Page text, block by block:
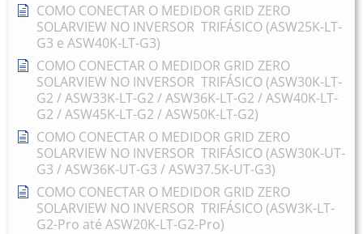
COMO CONECTAR O MEDIDOR GRID ZERO
SOLARVIEW NO INVERSOR TRIFÁSICO (ASW25K-LT-
G3 e ASW40K-LT-G3)
COMO CONECTAR O MEDIDOR GRID ZERO
SOLARVIEW NO INVERSOR TRIFÁSICO (ASW30K-LT-
G2 / ASW33K-LT-G2 / ASW36K-LT-G2 / ASW40K-LT-
G2 / ASW45K-LT-G2 / ASW50K-LT-G2)
COMO CONECTAR O MEDIDOR GRID ZERO
SOLARVIEW NO INVERSOR TRIFÁSICO (ASW30K-UT-
G3 / ASW36K-UT-G3 / ASW37.5K-UT-G3)
COMO CONECTAR O MEDIDOR GRID ZERO
SOLARVIEW NO INVERSOR TRIFÁSICO (ASW3K-LT-
G2-Pro até ASW20K-LT-G2-Pro)